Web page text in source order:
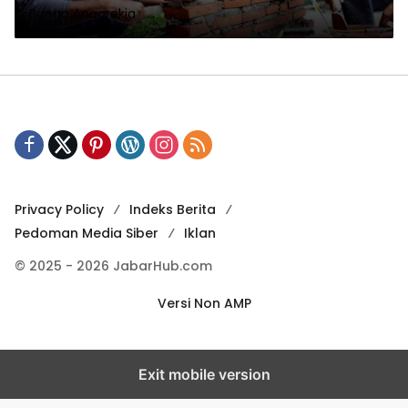
Bunga Anggrekia
Privacy Policy
Indeks Berita
Pedoman Media Siber
Iklan
© 2025 - 2026 JabarHub.com
Versi Non AMP
Exit mobile version